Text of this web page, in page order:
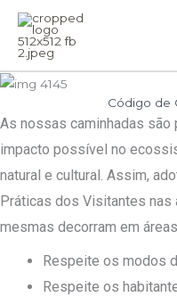
Skip
content
Código de
As nossas caminhadas são
impacto possível no
natural e cultural. Assim,
Práticas dos Visitantes nas
mesmas decorram em
Respeite os modos
Respeite os